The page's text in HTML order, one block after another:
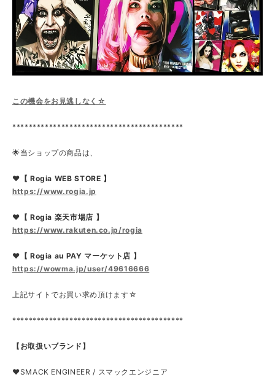
この機会をお見逃しなく☆
******************************************
🌟当ショップの商品は、
❤【 Rogia WEB STORE 】
https://www.rogia.jp
❤【 Rogia 楽天市場店 】
https://www.rakuten.co.jp/rogia
❤【 Rogia au PAY マーケット店 】
https://wowma.jp/user/49616666
上記サイトでお買い求め頂けます☆
******************************************
【お取扱いブランド】
❤SMACK ENGINEER / スマックエンジニア